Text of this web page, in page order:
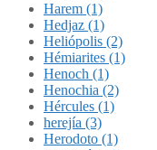
Harem (1)
Hedjaz (1)
Heliópolis (2)
Hémiarites (1)
Henoch (1)
Henochia (2)
Hércules (1)
herejía (3)
Herodoto (1)